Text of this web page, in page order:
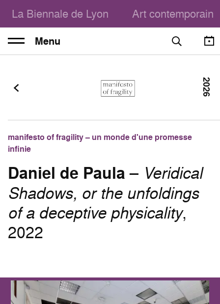
La Biennale de Lyon Art contemporain
Menu
manifesto of fragility – un monde d'une promesse
infinie
Daniel de Paula – Veridical
Shadows, or the unfoldings
of a deceptive physicality,
2022
2026